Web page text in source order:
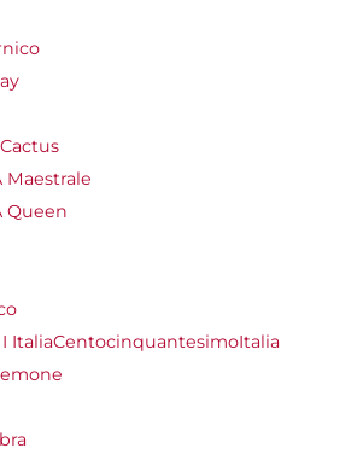
Maestrale
Queen
ItaliaCentocinquantesimoItalia